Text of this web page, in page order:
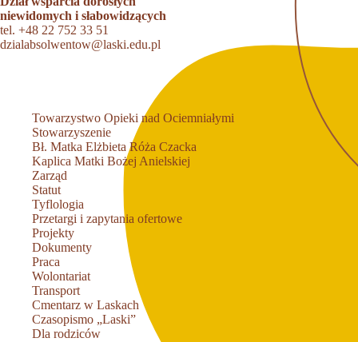
niewidomych i słabowidzących
tel. +48 22 752 33 51
dzialabsolwentow@laski.edu.pl
Towarzystwo Opieki nad Ociemniałymi
Stowarzyszenie
Bł. Matka Elżbieta Róża Czacka
Kaplica Matki Bożej Anielskiej
Zarząd
Statut
Tyflologia
Przetargi i zapytania ofertowe
Projekty
Dokumenty
Praca
Wolontariat
Transport
Cmentarz w Laskach
Czasopismo „Laski”
Dla rodziców